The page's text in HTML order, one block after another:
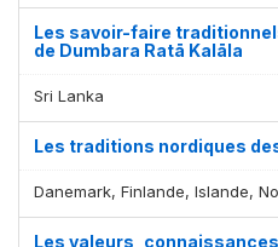
Les savoir-faire
de Dumbara Ratā Kalāla
Sri Lanka
Les traditions nordiques
Danemark, Finlande, Islande,
Les valeurs,